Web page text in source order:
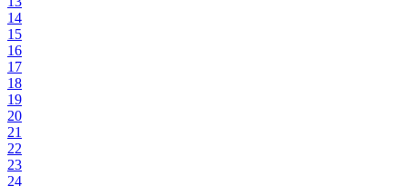
14
15
16
17
18
19
20
21
22
23
24